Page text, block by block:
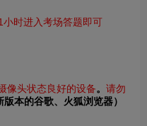
时进入考场答题即可
像头状态良好的设备。 请勿
版本的谷歌、火狐浏览器）